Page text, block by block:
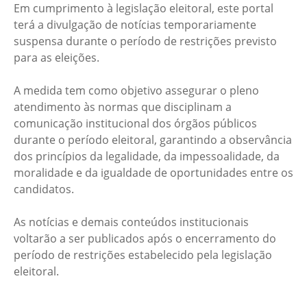
Em cumprimento à legislação eleitoral, este portal
terá a divulgação de notícias temporariamente
suspensa durante o período de restrições previsto
para as eleições.
A medida tem como objetivo assegurar o pleno
atendimento às normas que disciplinam a
comunicação institucional dos órgãos públicos
durante o período eleitoral, garantindo a observância
dos princípios da legalidade, da impessoalidade, da
moralidade e da igualdade de oportunidades entre os
candidatos.
As notícias e demais conteúdos institucionais
voltarão a ser publicados após o encerramento do
período de restrições estabelecido pela legislação
eleitoral.